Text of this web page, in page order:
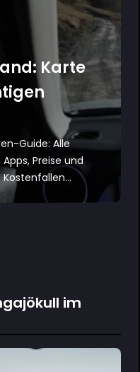
Karte
Guide: Alle
Preise und
im